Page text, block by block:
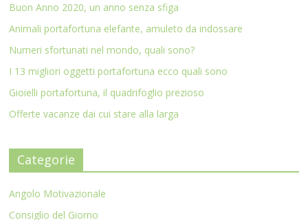
Buon Anno 2020, un anno senza sfiga
Animali portafortuna elefante, amuleto da indossare
Numeri sfortunati nel mondo, quali sono?
I 13 migliori oggetti portafortuna ecco quali sono
Gioielli portafortuna, il quadrifoglio prezioso
Offerte vacanze dai cui stare alla larga
Categorie
Angolo Motivazionale
Consiglio del Giorno